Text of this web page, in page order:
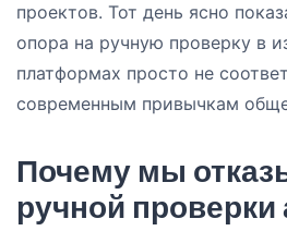
проектов. Тот день ясно
опора на ручную проверку в
платформах просто не
современным привычкам
Почему мы
ручной проверки